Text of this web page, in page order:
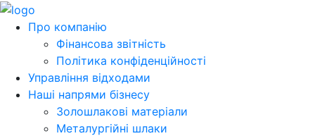
Про компанію
Фінансова звітність
Політика конфіденційності
Управління відходами
Наші напрями бізнесу
Золошлакові матеріали
Металургійні шлаки